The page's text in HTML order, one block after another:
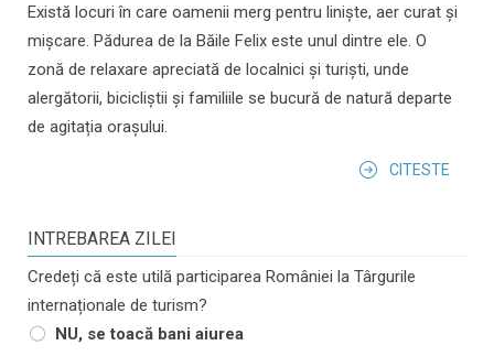
Există locuri în care oamenii merg pentru liniște, aer curat și
mișcare. Pădurea de la Băile Felix este unul dintre ele. O
zonă de relaxare apreciată de localnici și turiști, unde
alergătorii, bicicliștii și familiile se bucură de natură departe
de agitația orașului.
CITESTE
INTREBAREA ZILEI
Credeți că este utilă participarea României la Târgurile
internaționale de turism?
NU, se toacă bani aiurea